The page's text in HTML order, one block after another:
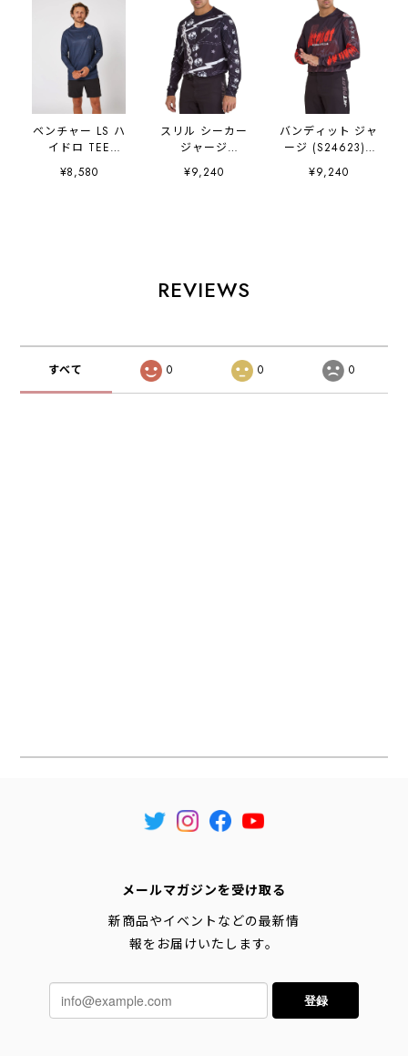
ベンチャー LS ハ
イドロ TEE
ビー
¥8,580
スリル シーカー
ジャージ
ック
¥9,240
バンディット ジャ
ージ (S24623) -
¥9,240
REVIEWS
すべて 0 0 0
メールマガジンを受け取る
新商品やイベントなどの最新情
報をお届けいたします。
登録